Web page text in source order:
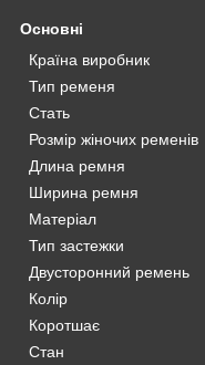
Основні
Країна виробник
Тип ременя
Стать
Розмір жіночих ременів
Длина ремня
Ширина ремня
Матеріал
Тип застежки
Двусторонний ремень
Колір
Коротшає
Стан